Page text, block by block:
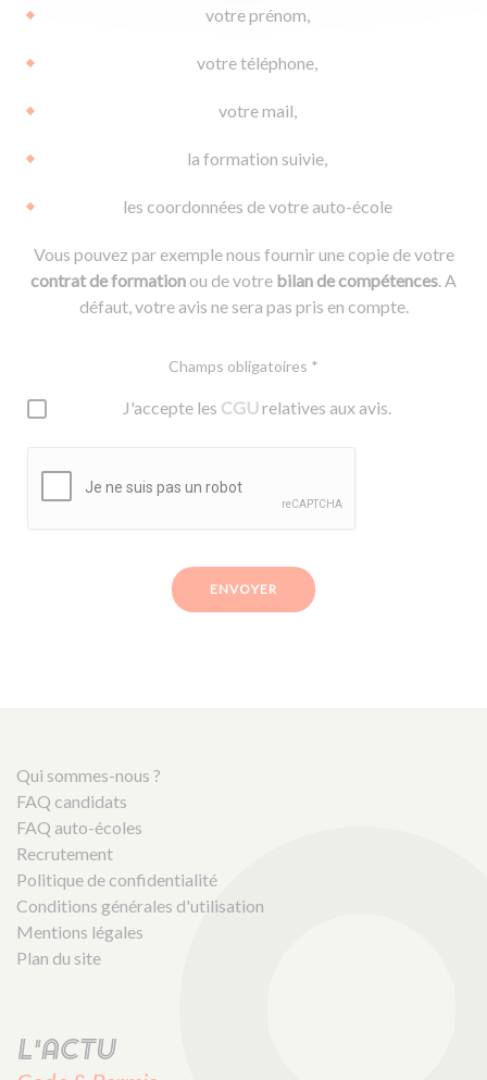
votre prénom,
votre téléphone,
votre mail,
la formation suivie,
les coordonnées de votre auto-école
Vous pouvez par exemple nous fournir une copie de votre
contrat de formationou de votre bilan de compétences. A
défaut, votre avis ne sera pas pris en compte.
Champs obligatoires *
J'accepte les CGUrelatives aux avis.
ENVOYER
Qui sommes-nous ?
FAQ candidats
FAQ auto-écoles
Recrutement
Politique de confidentialité
Conditions générales d'utilisation
Mentions légales
Plan du site
L'actu